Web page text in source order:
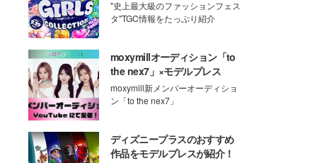
デルプレス
"史上最大級のファッションフェス
タ"TGC情報をたっぷり紹介
moxymillオーディション「to
the nex7」×モデルプレス
moxymill新メンバーオーディショ
ン「to the nex7」
ディズニープラスのおすすめ
作品をモデルプレスが紹介！